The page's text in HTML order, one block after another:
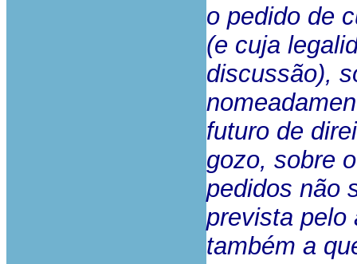
o pedido de
(e cuja
discussão),
futuro de
gozo, sobre
pedidos não
prevista pelo
também a